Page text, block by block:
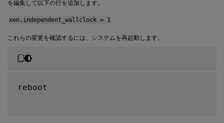
を編集して以下の行を追加します。
xen.independent_wallclock = 1
これらの変更を確認するには、システムを再起動します。
reboot